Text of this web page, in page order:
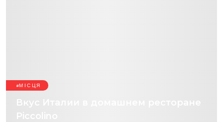
МІСЦЯ
Вкус Италии в домашнем ресторане
Piccolino